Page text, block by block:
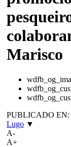
Marisco
PUBLICADO EN:
Lugo ▼
A-
A+